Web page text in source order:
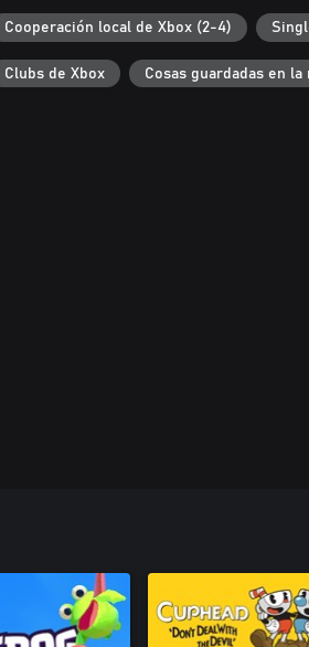
Cooperación local de Xbox (2-4)
Clubs de Xbox Cosas guardadas en la